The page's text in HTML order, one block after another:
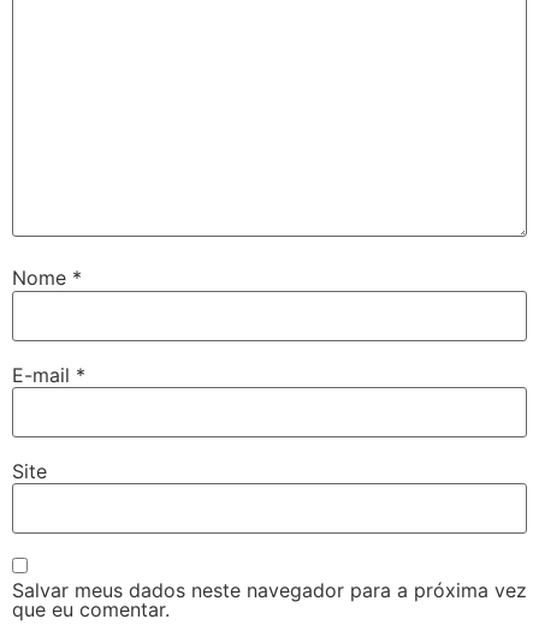
Nome *
E-mail *
Site
Salvar meus dados neste navegador para a próxima vez
que eu comentar.